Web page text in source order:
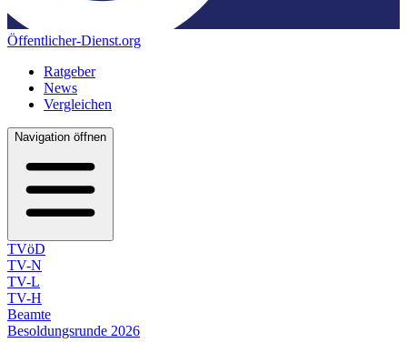
Öffentlicher-Dienst.org
Ratgeber
News
Vergleichen
Navigation öffnen
TVöD
TV-N
TV-L
TV-H
Beamte
Besoldungsrunde 2026